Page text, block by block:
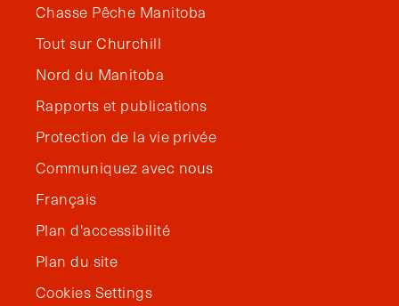
Chasse Pêche Manitoba
Tout sur Churchill
Nord du Manitoba
Rapports et publications
Protection de la vie privée
Communiquez avec nous
Français
Plan d'accessibilité
Plan du site
Cookies Settings